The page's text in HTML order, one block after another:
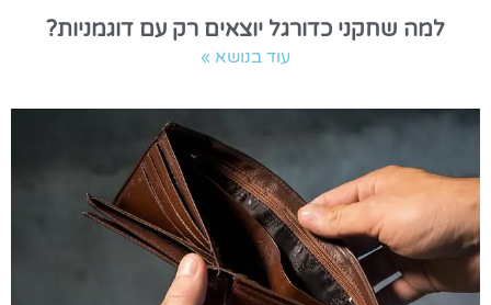
למה שחקני כדורגל יוצאים רק עם דוגמניות?
עוד בנושא »